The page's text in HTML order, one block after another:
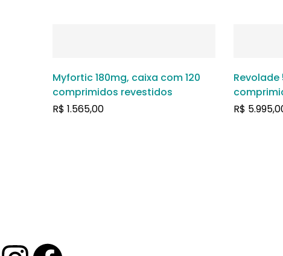
Myfortic 180mg, caixa com 120
comprimidos revestidos
R$ 1.565,00
Revolade
R$